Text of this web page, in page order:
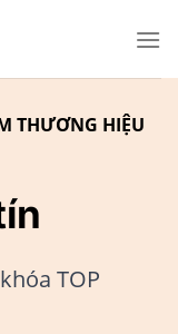
THƯƠNG HIỆU
TOP